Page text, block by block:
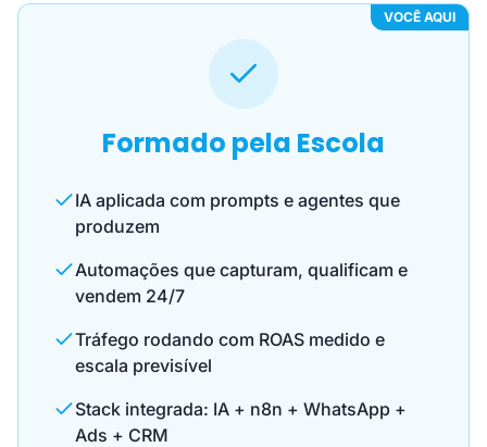
VOCÊ AQUI
Formado pela Escola
IA aplicada com prompts e agentes que
produzem
Automações que capturam, qualificam e
vendem 24/7
Tráfego rodando com ROAS medido e
escala previsível
Stack integrada: IA + n8n + WhatsApp +
Ads + CRM